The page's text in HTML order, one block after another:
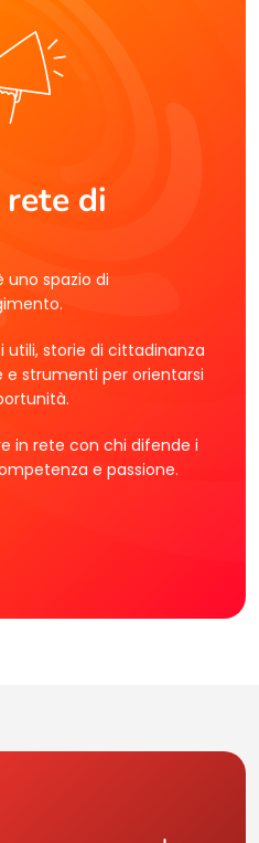
di
uno spazio di
storie di cittadinanza
strumenti per orientarsi
in rete con chi difende i
e passione.